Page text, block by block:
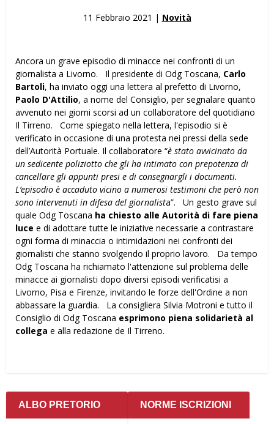
11 Febbraio 2021 | Novità
Ancora un grave episodio di minacce nei confronti di un
giornalista a Livorno. Il presidente di Odg Toscana, Carlo
Bartoli, ha inviato oggi una lettera al prefetto di Livorno,
Paolo D'Attilio, a nome del Consiglio, per segnalare quanto
avvenuto nei giorni scorsi ad un collaboratore del quotidiano
Il Tirreno. Come spiegato nella lettera, l'episodio si è
verificato in occasione di una protesta nei pressi della sede
dell’Autorità Portuale. Il collaboratore “è stato avvicinato da
un sedicente poliziotto che gli ha intimato con prepotenza di
cancellare gli appunti presi e di consegnargli i documenti.
L’episodio è accaduto vicino a numerosi testimoni che però non
sono intervenuti in difesa del giornalista”. Un gesto grave sul
quale Odg Toscana ha chiesto alle Autorità di fare piena
luce e di adottare tutte le iniziative necessarie a contrastare
ogni forma di minaccia o intimidazioni nei confronti dei
giornalisti che stanno svolgendo il proprio lavoro. Da tempo
Odg Toscana ha richiamato l'attenzione sul problema delle
minacce ai giornalisti dopo diversi episodi verificatisi a
Livorno, Pisa e Firenze, invitando le forze dell'Ordine a non
abbassare la guardia. La consigliera Silvia Motroni e tutto il
Consiglio di Odg Toscana esprimono piena solidarietà al
collega e alla redazione de Il Tirreno.
ALBO PRETORIO NORME ISCRIZIONI